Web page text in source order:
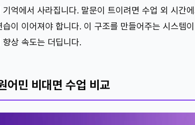
억에서 사라집니다. 말문이 트이려면 수업 외 시간
이 이어져야 합니다. 이 구조를 만들어주는 시스템
상 속도는 더딥니다.
어민 비대면 수업 비교